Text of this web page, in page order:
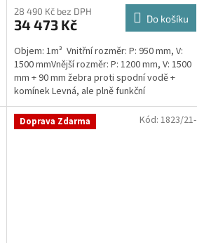
28 490 Kč bez DPH
34 473 Kč Do košíku
Objem: 1m³ Vnitřní rozměr: P: 950 mm, V:
1500 mmVnější rozměr: P: 1200 mm, V: 1500
mm + 90 mm žebra proti spodní vodě +
komínek Levná, ale plně funkční
přečerpávací...
Doprava Zdarma Kód: 1823/21-